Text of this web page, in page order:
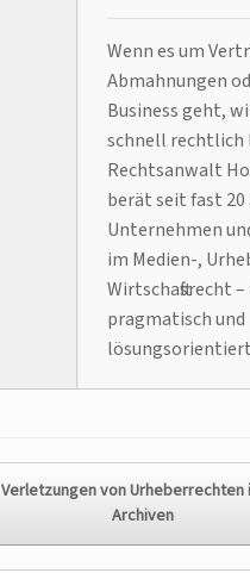
Wenn es um
Abmahnungen
Business geht,
schnell rechtlich
Rechtsanwalt
berät seit fast 20
Unternehmen
im Medien-,
Wirtschaftsrecht
pragmatisch und
Verletzungen von Urheberrechten
Archiven